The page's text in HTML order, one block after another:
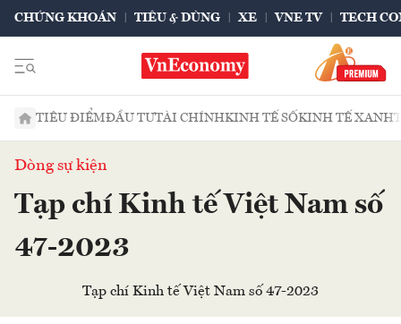
CHỨNG KHOÁN TIÊU & DÙNG XE VNE TV TECH
TIÊU ĐIỂMĐẦU TƯTÀI CHÍNHKINH TẾ SỐKINH TẾ XANH
Dòng sự kiện
Tạp chí Kinh tế Việt Nam số
47-2023
Tạp chí Kinh tế Việt Nam số 47-2023